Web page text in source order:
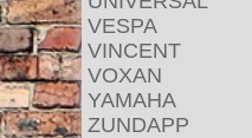
VESPA
VINCENT
VOXAN
YAMAHA
ZUNDAPP